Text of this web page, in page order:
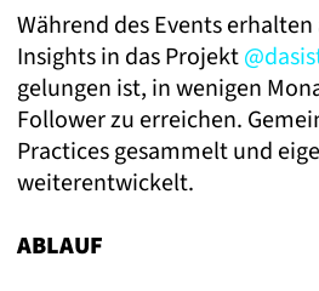
Während des Events
Insights in das Projekt
gelungen ist, in wenigen
Follower zu erreichen.
Practices gesammelt und
weiterentwickelt.
ABLAUF